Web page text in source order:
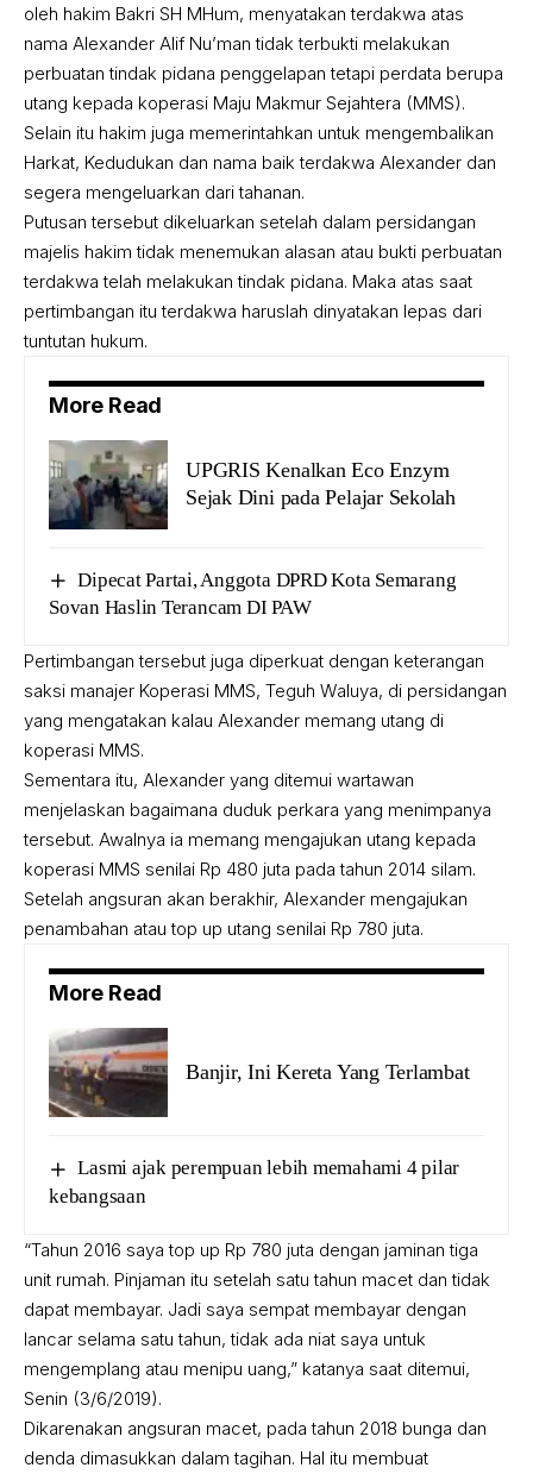
oleh hakim Bakri SH MHum, menyatakan terdakwa atas
nama Alexander Alif Nu’man tidak terbukti melakukan
perbuatan tindak pidana penggelapan tetapi perdata berupa
utang kepada koperasi Maju Makmur Sejahtera (MMS).
Selain itu hakim juga memerintahkan untuk mengembalikan
Harkat, Kedudukan dan nama baik terdakwa Alexander dan
segera mengeluarkan dari tahanan.
Putusan tersebut dikeluarkan setelah dalam persidangan
majelis hakim tidak menemukan alasan atau bukti perbuatan
terdakwa telah melakukan tindak pidana. Maka atas saat
pertimbangan itu terdakwa haruslah dinyatakan lepas dari
tuntutan hukum.
More Read
UPGRIS Kenalkan Eco Enzym
Sejak Dini pada Pelajar Sekolah
Dipecat Partai, Anggota DPRD Kota Semarang
Sovan Haslin Terancam DI PAW
Pertimbangan tersebut juga diperkuat dengan keterangan
saksi manajer Koperasi MMS, Teguh Waluya, di persidangan
yang mengatakan kalau Alexander memang utang di
koperasi MMS.
Sementara itu, Alexander yang ditemui wartawan
menjelaskan bagaimana duduk perkara yang menimpanya
tersebut. Awalnya ia memang mengajukan utang kepada
koperasi MMS senilai Rp 480 juta pada tahun 2014 silam.
Setelah angsuran akan berakhir, Alexander mengajukan
penambahan atau top up utang senilai Rp 780 juta.
More Read
Banjir, Ini Kereta Yang Terlambat
Lasmi ajak perempuan lebih memahami 4 pilar
kebangsaan
“Tahun 2016 saya top up Rp 780 juta dengan jaminan tiga
unit rumah. Pinjaman itu setelah satu tahun macet dan tidak
dapat membayar. Jadi saya sempat membayar dengan
lancar selama satu tahun, tidak ada niat saya untuk
mengemplang atau menipu uang,” katanya saat ditemui,
Senin (3/6/2019).
Dikarenakan angsuran macet, pada tahun 2018 bunga dan
denda dimasukkan dalam tagihan. Hal itu membuat